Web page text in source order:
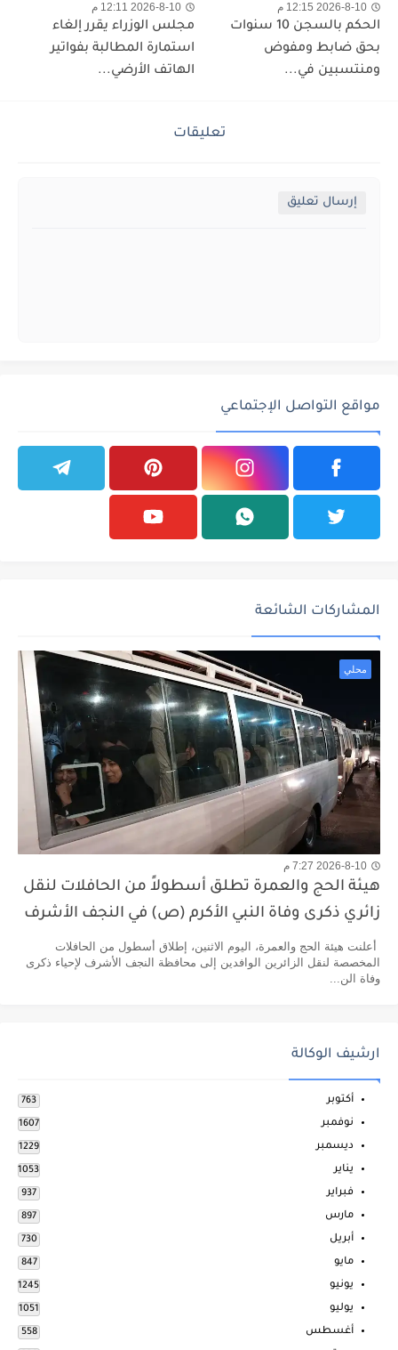
2026-8-10 12:15 م
الحكم بالسجن 10 سنوات
بحق ضابط ومفوض
ومنتسبين في...
2026-8-10 12:11 م
مجلس الوزراء يقرر إلغاء
استمارة المطالبة بفواتير
الهاتف الأرضي...
تعليقات
إرسال تعليق
مواقع التواصل الإجتماعي
المشاركات الشائعة
محلي
2026-8-10 7:27 م
هيئة الحج والعمرة تطلق أسطولاً من الحافلات لنقل
زائري ذكرى وفاة النبي الأكرم (ص) في النجف الأشرف
أعلنت هيئة الحج والعمرة، اليوم الاثنين، إطلاق أسطول من الحافلات
المخصصة لنقل الزائرين الوافدين إلى محافظة النجف الأشرف لإحياء ذكرى
وفاة الن...
ارشيف الوكالة
أكتوبر 763
نوفمبر 1607
ديسمبر 1229
يناير 1053
فبراير 937
مارس 897
أبريل 730
مايو 847
يونيو 1245
يوليو 1051
أغسطس 558